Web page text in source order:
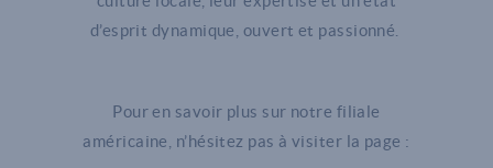
d’esprit dynamique, ouvert et passionné.
Pour en savoir plus sur notre filiale
américaine, n’hésitez pas à visiter la page :